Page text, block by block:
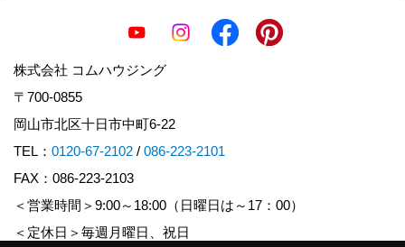
株式会社 コムハウジング
〒700-0855
岡山市北区十日市中町6-22
TEL： 0120-67-2102 / 086-223-2101
FAX：086-223-2103
＜営業時間＞9:00～18:00（日曜日は～17：00）
＜定休日＞毎週月曜日、祝日